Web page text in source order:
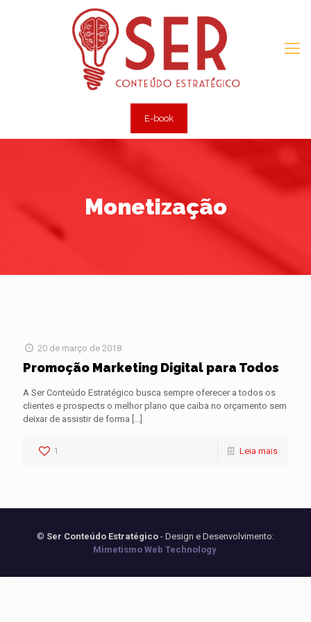
E-book
Monetização
20 de março de 2018
Promoção Marketing Digital para Todos
A Ser Conteúdo Estratégico busca sempre oferecer a todos os
clientes e prospects o melhor plano que caiba no orçamento sem
deixar de assistir de forma […]
1 Leia mais
© Ser Conteúdo Estratégico - Design e Desenvolvimento:
Mimetismo Web Technology.